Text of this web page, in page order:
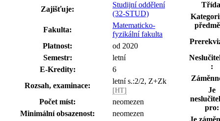
Zajišťuje:
Studijní oddělení
(32-STUD)
Fakulta:
Matematicko-
fyzikální fakulta
Platnost:
od 2020
Semestr:
letní
E-Kredity:
6
Rozsah, examinace:
letní s.:2/2, Z+Zk
[HT]
Počet míst:
neomezen
Minimální obsazenost:
neomezen
:
Je
pro:
Je